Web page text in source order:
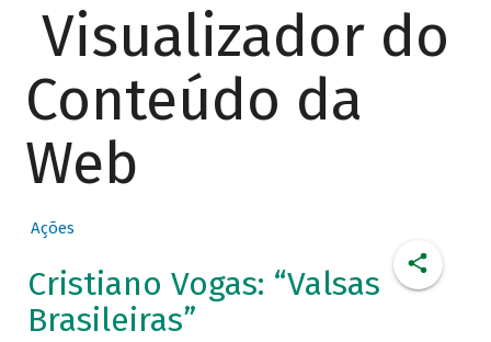
Visualizador do
Conteúdo da
Web
Ações
Cristiano Vogas: “Valsas
Brasileiras”